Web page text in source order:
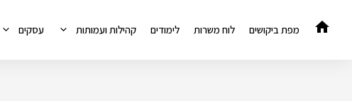
לתוכן
מפת ביקושים לוח משרות לימודים קהילות ועמותות עסקים